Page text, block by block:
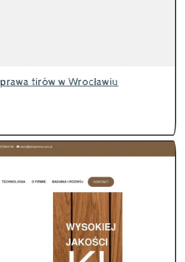
tirów w Wrocławiu